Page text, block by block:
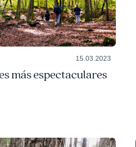
15.03.2023
más espectaculares